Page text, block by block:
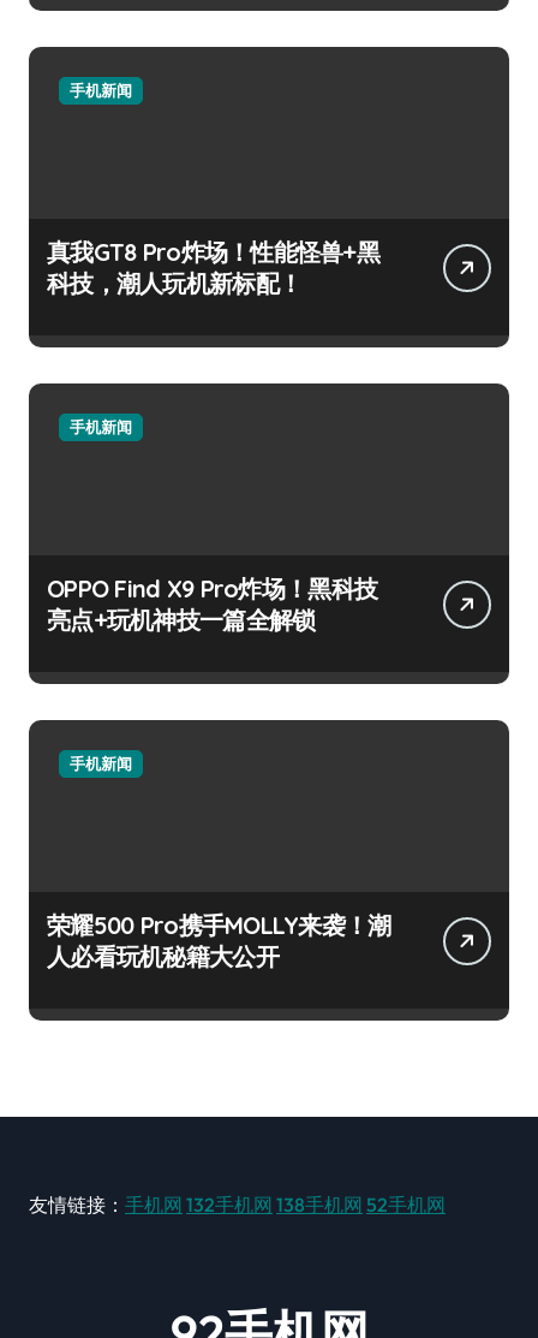
手机新闻
真我GT8 Pro炸场！性能怪兽+黑
科技，潮人玩机新标配！
手机新闻
OPPO Find X9 Pro炸场！黑科技
亮点+玩机神技一篇全解锁
手机新闻
荣耀500 Pro携手MOLLY来袭！潮
人必看玩机秘籍大公开
友情链接： 手机网 132手机网 138手机网 52手机网